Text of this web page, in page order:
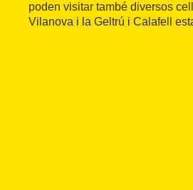
poden visitar també diversos
Vilanova i la Geltrú i Calafell